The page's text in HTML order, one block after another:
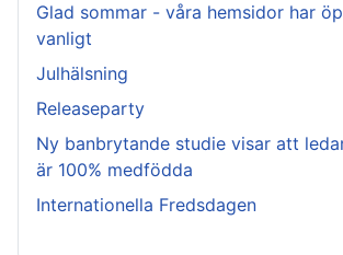
Glad sommar - våra hemsidor har
vanligt
Julhälsning
Releaseparty
Ny banbrytande studie visar att
är 100% medfödda
Internationella Fredsdagen